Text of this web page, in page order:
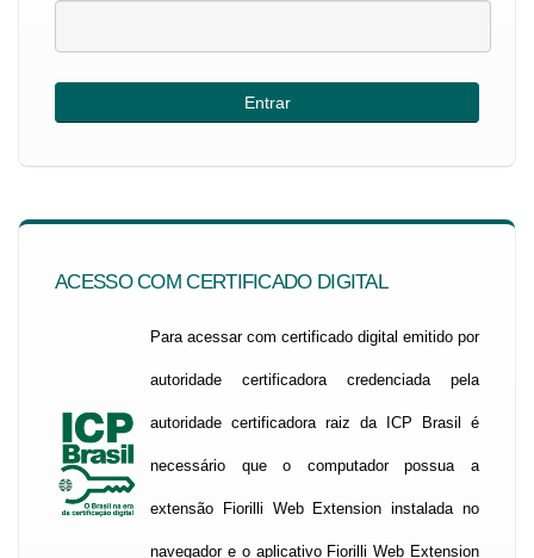
ACESSO COM CERTIFICADO DIGITAL
Para acessar com certificado digital emitido por
autoridade certificadora credenciada pela
autoridade certificadora raiz da ICP Brasil é
necessário que o computador possua a
extensão Fiorilli Web Extension instalada no
navegador e o aplicativo Fiorilli Web Extension